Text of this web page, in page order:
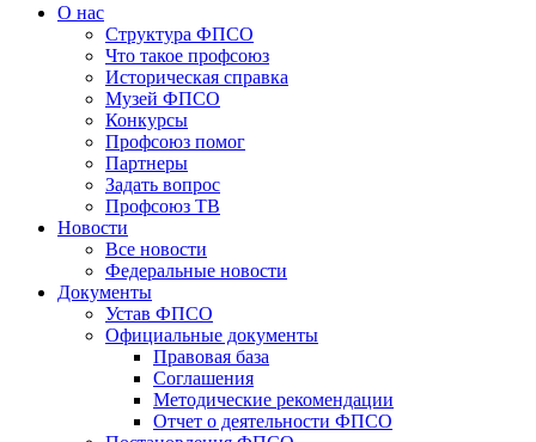
О нас
Структура ФПСО
Что такое профсоюз
Историческая справка
Музей ФПСО
Конкурсы
Профсоюз помог
Партнеры
Задать вопрос
Профсоюз ТВ
Новости
Все новости
Федеральные новости
Документы
Устав ФПСО
Официальные документы
Правовая база
Соглашения
Методические рекомендации
Отчет о деятельности ФПСО